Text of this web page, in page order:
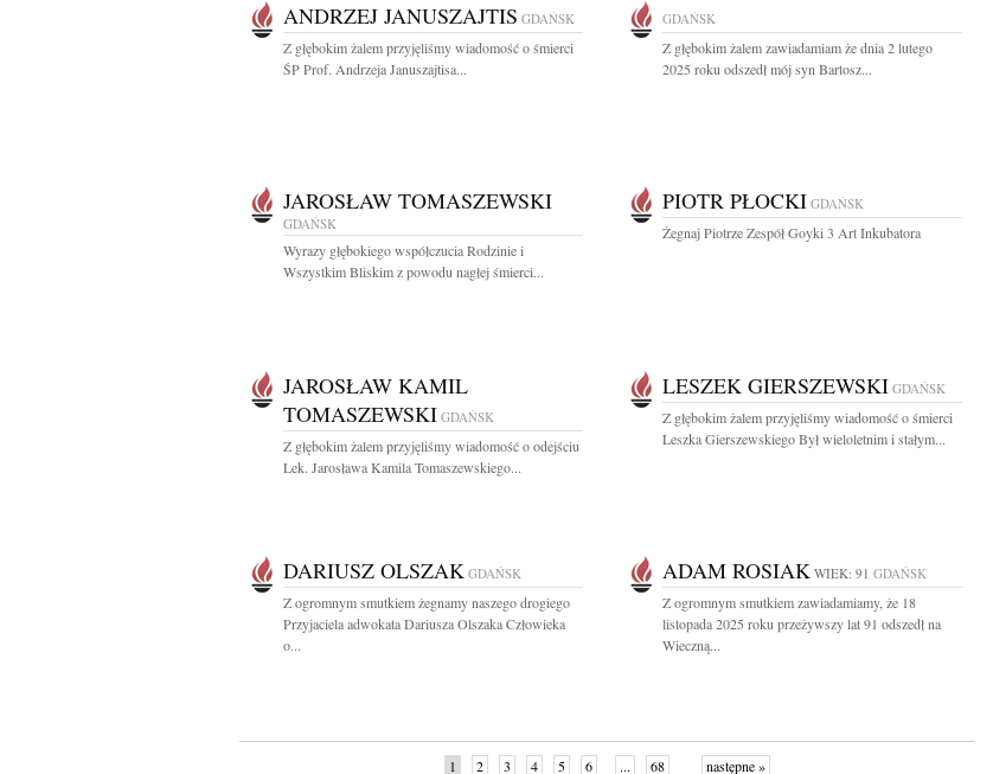
ANDRZEJ JANUSZAJTIS GDAŃSK
Z głębokim żalem przyjęliśmy wiadomość o śmierci
ŚP Prof. Andrzeja Januszajtisa...
GDAŃSK
Z głębokim żalem zawiadamiam że dnia 2 lutego
2025 roku odszedł mój syn Bartosz...
JAROSŁAW TOMASZEWSKI
GDAŃSK
Wyrazy głębokiego współczucia Rodzinie i
Wszystkim Bliskim z powodu nagłej śmierci...
PIOTR PŁOCKI GDAŃSK
Żegnaj Piotrze Zespół Goyki 3 Art Inkubatora
JAROSŁAW KAMIL
TOMASZEWSKI GDAŃSK
Z głębokim żalem przyjęliśmy wiadomość o odejściu
Lek. Jarosława Kamila Tomaszewskiego...
LESZEK GIERSZEWSKI GDAŃSK
Z głębokim żalem przyjęliśmy wiadomość o śmierci
Leszka Gierszewskiego Był wieloletnim i stałym...
DARIUSZ OLSZAK GDAŃSK
Z ogromnym smutkiem żegnamy naszego drogiego
Przyjaciela adwokata Dariusza Olszaka Człowieka
o...
ADAM ROSIAK WIEK: 91 GDAŃSK
Z ogromnym smutkiem zawiadamiamy, że 18
listopada 2025 roku przeżywszy lat 91 odszedł na
Wieczną...
1 2 3 4 5 6 ... 68 następne »